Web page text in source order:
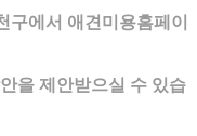
에서 애견미용홈페이
을 제안받으실 수 있습